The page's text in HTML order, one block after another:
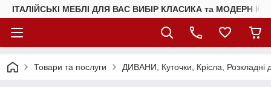
ІТАЛІЙСЬКІ МЕБЛІ ДЛЯ ВАС ВИБІР КЛАСИКА та МОДЕРН
Товари та послуги ДИВАНИ, Куточки, Крісла, Розкладні